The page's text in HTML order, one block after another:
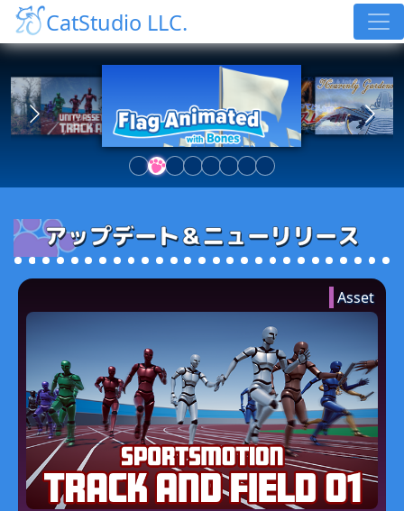
CatStudio LLC.
アップデート＆ニューリリース
Asset